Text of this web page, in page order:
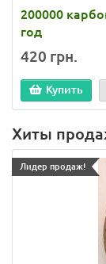
200000
год
420 грн.
Купить
Хиты
Лидер продаж!